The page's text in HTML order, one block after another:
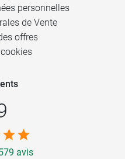
personnelles
de Vente
offres
avis